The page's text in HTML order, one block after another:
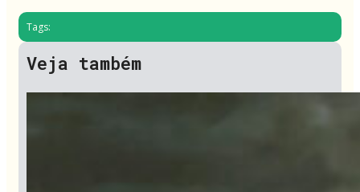
Tags:
Veja também